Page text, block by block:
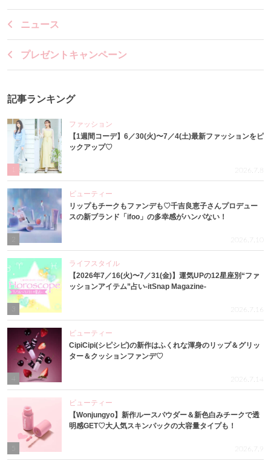
ニュース
プレゼントキャンペーン
記事ランキング
ファッション
【1週間コーデ】6／30(火)〜7／4(土)最新ファッションをピ
ックアップ♡
2026.7.8
ビューティー
リップもチークもファンデも♡千吉良恵子さんプロデュー
スの新ブランド「ifoo」の多幸感がハンパない！
2026.7.10
3
ライフスタイル
【2026年7／16(火)〜7／31(金)】運気UPの12星座別“ファ
ッションアイテム”占い-itSnap Magazine-
2026.7.16
4
ビューティー
CipiCipi(シピシピ)の新作はふくれな渾身のリップ＆グリッ
ター＆クッションファンデ♡
2026.7.14
ビューティー
【Wonjungyo】新作ルースパウダー＆新色白みチークで透
明感GET♡大人気スキンパックの大容量タイプも！
2026.7.9